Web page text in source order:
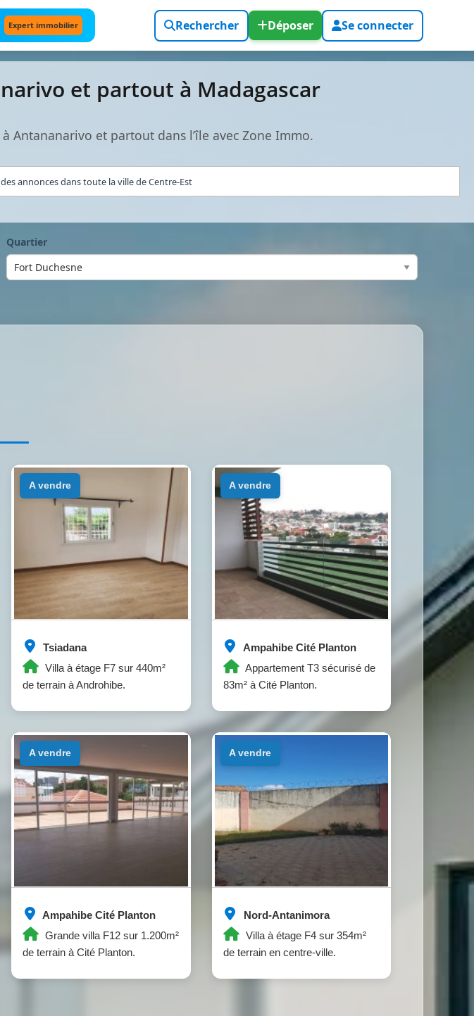
Expert immobilier Rechercher Déposer Se connecter
et partout à Madagascar
Antananarivo et partout dans l’île avec Zone Immo.
annonces dans toute la ville de Centre-Est
Quartier
Tsiadana
Villa à étage F7 sur 440m²
de terrain à Androhibe.
a vendre
Ampahibe Cité Planton
Appartement T3 sécurisé de
83m² à Cité Planton.
a vendre
Ampahibe Cité Planton
Grande villa F12 sur 1.200m²
de terrain à Cité Planton.
a vendre
Nord-Antanimora
Villa à étage F4 sur 354m²
de terrain en centre-ville.
a vendre